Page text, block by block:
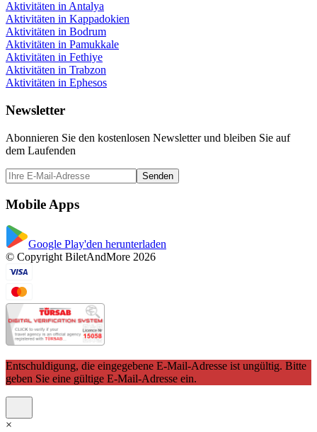
Aktivitäten in Antalya
Aktivitäten in Kappadokien
Aktivitäten in Bodrum
Aktivitäten in Pamukkale
Aktivitäten in Fethiye
Aktivitäten in Trabzon
Aktivitäten in Ephesos
Newsletter
Abonnieren Sie den kostenlosen Newsletter und bleiben Sie auf
dem Laufenden
Senden
Mobile Apps
Google Play'den herunterladen
© Copyright BiletAndMore 2026
Entschuldigung, die eingegebene E-Mail-Adresse ist ungültig. Bitte
geben Sie eine gültige E-Mail-Adresse ein.
×